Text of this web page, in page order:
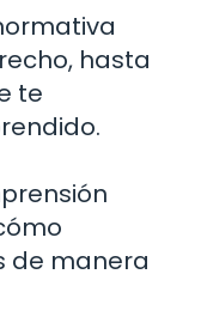
hasta
te
de manera